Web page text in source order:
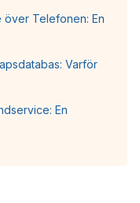
Telefonen: En
Varför
En